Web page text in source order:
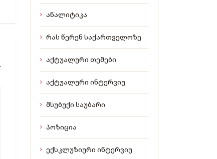
ანალიტიკა
რას წერენ საქართველოზე
აქტუალური თემები
აქტუალური ინტერვიუ
მსუბუქი საუბარი
პოზიცია
ექსკლუზიური ინტერვიუ